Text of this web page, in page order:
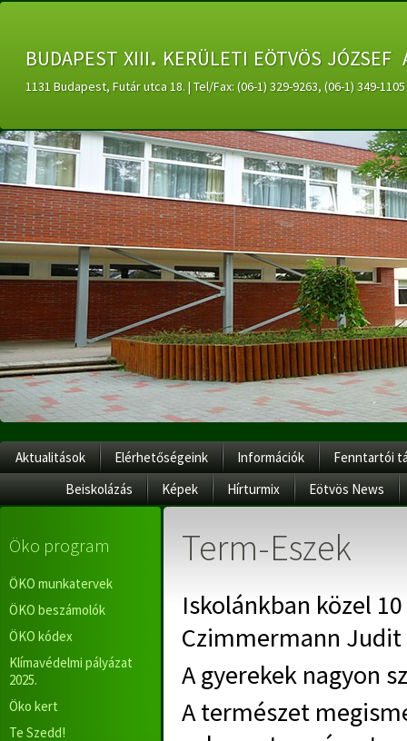
budapest xiii. kerületi eötvös
1131 Budapest, Futár utca 18. | Tel/Fax: (06-1) 329-9263, (06-1) 349-
Aktualitások Elérhetőségeink Információk
Fenntartói
Beiskolázás
Képek Hírturmix Eötvös News
Öko program
ÖKO munkatervek
ÖKO beszámolók
ÖKO kódex
Klímavédelmi pályázat
2025.
Öko kert
Te Szedd!
Term-Eszek
Iskolánkban közel
Czimmermann Judit
A gyerekek nagyon
A természet